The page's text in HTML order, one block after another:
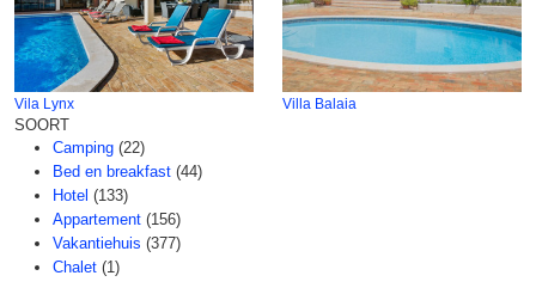
Vila Lynx Villa Balaia
SOORT
Camping (22)
Bed en breakfast (44)
Hotel (133)
Appartement (156)
Vakantiehuis (377)
Chalet (1)